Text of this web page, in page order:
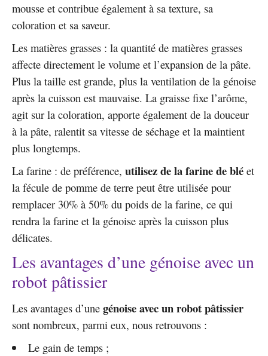
mousse et contribue également à sa texture, sa
coloration et sa saveur.
Les matières grasses : la quantité de matières grasses
affecte directement le volume et l’expansion de la pâte.
Plus la taille est grande, plus la ventilation de la génoise
après la cuisson est mauvaise. La graisse fixe l’arôme,
agit sur la coloration, apporte également de la douceur
à la pâte, ralentit sa vitesse de séchage et la maintient
plus longtemps.
La farine : de préférence, utilisez de la farine de blé et
la fécule de pomme de terre peut être utilisée pour
remplacer 30% à 50% du poids de la farine, ce qui
rendra la farine et la génoise après la cuisson plus
délicates.
Les avantages d’une génoise avec un
robot pâtissier
Les avantages d’une génoise avec un robot pâtissier
sont nombreux, parmi eux, nous retrouvons :
Le gain de temps ;